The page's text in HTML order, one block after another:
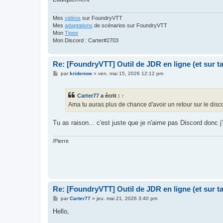
Mes vidéos sur FoundryVTT
Mes adaptations de scénarios sur FoundryVTT
Mon Tipee
Mon Discord : Carter#2703
Re: [FoundryVTT] Outil de JDR en ligne (et sur
Mparkridenow» ven. mai 15, 2026 12:12 pm
Carter77 a écrit : ↑
Ama tu auras plus de chance d'avoir un retour sur le
Tu as raison... c'est juste que je n'aime pas Discord donc
/Pierre
Re: [FoundryVTT] Outil de JDR en ligne (et sur
M
s
parCarter77» jeu. mai 21, 2026 3:40 pm
Hello,